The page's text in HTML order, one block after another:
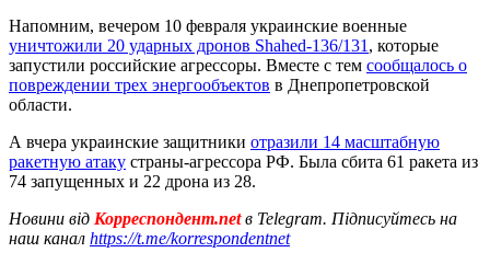
Напомним, вечером 10 февраля украинские военные
уничтожили 20 ударных дронов Shahed-136/131 , которые
запустили российские агрессоры. Вместе с тем сообщалось о
повреждении трех энергообъектов в Днепропетровской
области.
А вчера украинские защитники отразили 14 масштабную
ракетную атаку страны-агрессора РФ. Была сбита 61 ракета из
74 запущенных и 22 дрона из 28.
Новини від Корреспондент.netв Telegram. Підписуйтесь на
наш канал https://t.me/korrespondentnet